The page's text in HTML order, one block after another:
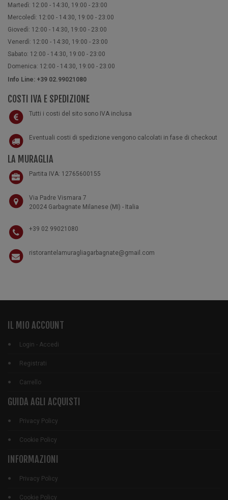
Martedì: 12:00 - 14:30, 19:00 - 23:00
Mercoledì: 12:00 - 14:30, 19:00 - 23:00
Giovedì: 12:00 - 14:30, 19:00 - 23:00
Venerdì: 12:00 - 14:30, 19:00 - 23:00
Sabato: 12:00 - 14:30, 19:00 - 23:00
Domenica: 12:00 - 14:30, 19:00 - 23:00
Info Line: +39 02.99021080
COSTI IVA E SPEDIZIONE
Tutti i costi del sito sono IVA inclusa
Eventuali costi di spedizione vengono calcolati in fase di checkout
LA MURAGLIA
Partita IVA: 12765600155
Via Padre Vismara 7
20024 Garbagnate Milanese (MI) - Italia
+39 02 99021080
ristorantelamuragliagarbagnate@gmail.com
IL MIO ACCOUNT
Login - Accedi
Registrati
Carrello
GUIDA AGLI ACQUISTI
Privacy Policy
Cookie Policy
INFORMAZIONI
Privacy Policy
Cookie Policy